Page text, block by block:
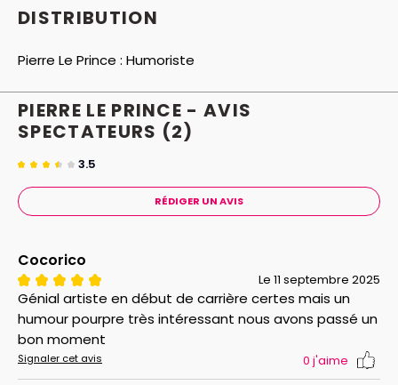
DISTRIBUTION
Pierre Le Prince : Humoriste
PIERRE LE PRINCE - AVIS
SPECTATEURS (2)
3.5
RÉDIGER UN AVIS
Cocorico
Le 11 septembre 2025
Génial artiste en début de carrière certes mais un
humour pourpre très intéressant nous avons passé un
bon moment
Signaler cet avis 0 j'aime